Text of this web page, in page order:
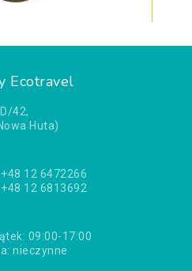
Ecotravel
42,
Huta)
12 6472266
12 6813692
09:00-17:00
nieczynne